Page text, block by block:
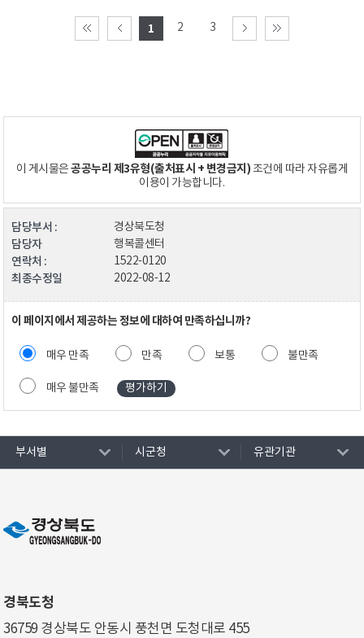
1 2 3
이 게시물은공공누리 제3유형(출처표시 + 변경금지)조건에 따라 자유롭게
이용이 가능합니다.
담당부서 : 경상북도청
담당자 행복콜센터
연락처 : 1522-0120
최종수정일 2022-08-12
이 페이지에서 제공하는 정보에 대하여 만족하십니까?
매우 만족 만족 보통 불만족
매우 불만족
부서별 시군청 유관기관
경북도청
36759 경상북도 안동시 풍천면 도청대로 455